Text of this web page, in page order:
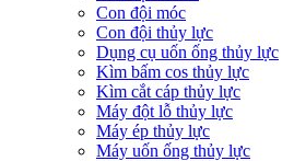
Con đội móc
Con đội thủy lực
Dụng cụ uốn ống thủy lực
Kìm bấm cos thủy lực
Kìm cắt cáp thủy lực
Máy đột lỗ thủy lực
Máy ép thủy lực
Máy uốn ống thủy lực